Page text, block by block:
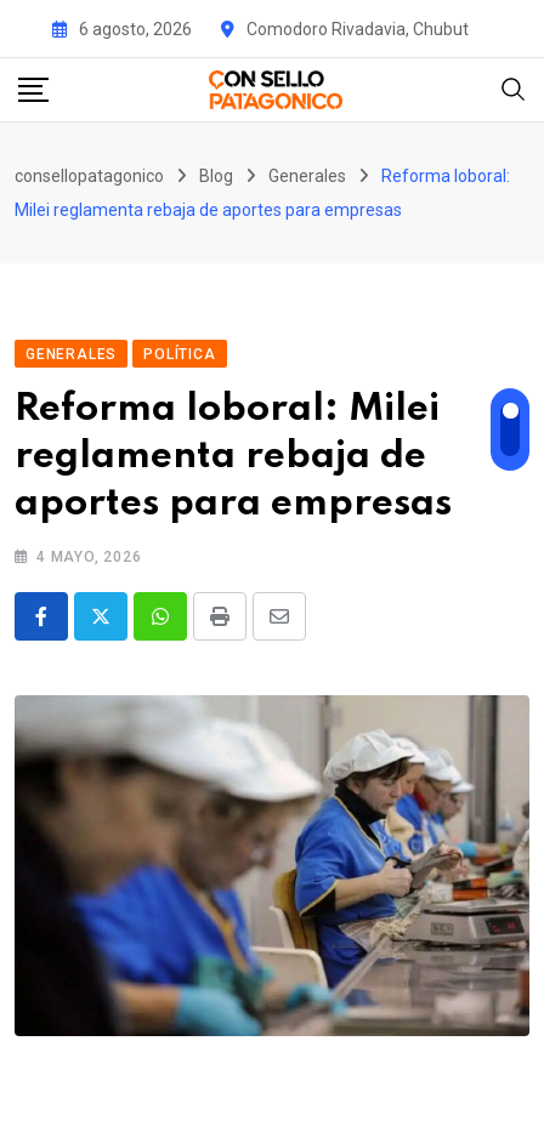
content
6 agosto, 2026 Comodoro Rivadavia, Chubut
consellopatagonico Blog Generales
Reforma loboral:
Milei reglamenta rebaja de aportes para empresas
GENERALES POLÍTICA
Reforma loboral: Milei
reglamenta rebaja de
aportes para empresas
4 MAYO, 2026
WhatsappPrint
Share
Email